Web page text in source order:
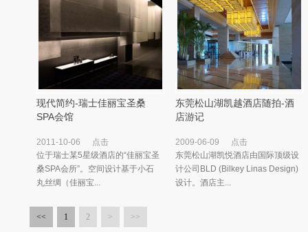
现代简约-瑞士佳丽宝圣桑
SPA会馆
2011-10-06
点击
位于瑞士某5星级酒店的“佳丽宝圣
桑SPA会所”。空间设计基于小石
丸丝绸（佳丽宝...
东莞松山湖凯越酒店随拍-酒
店游记
2009-06-09
点击
东莞松山湖凯悦酒店由国际顶级设
计公司BLD (Bilkey Linas Design)
设计。酒店主...
<< 1 2 > >>